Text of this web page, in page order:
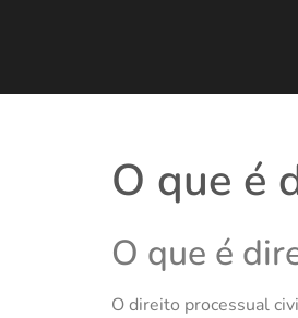
O que é
O que é
O direito processual